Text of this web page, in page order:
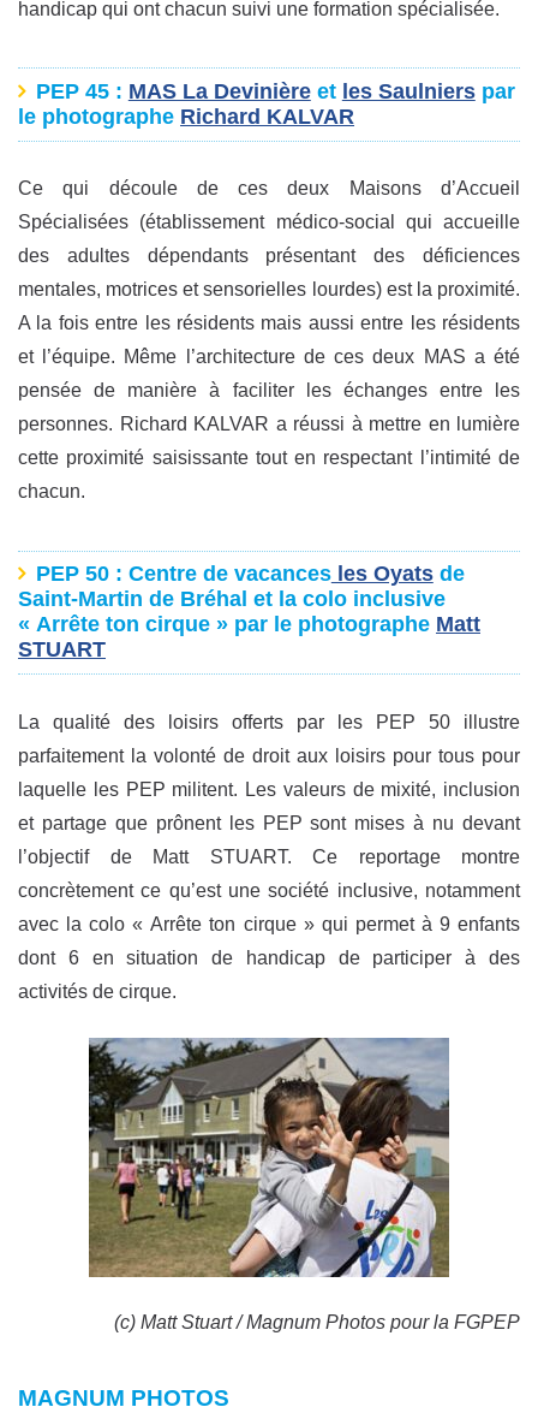
handicap qui ont chacun suivi une formation spécialisée.
PEP 45: MAS La Devinièreet les Saulnierspar
le photographe Richard KALVAR
Ce qui découle de ces deux Maisons d’Accueil
Spécialisées (établissement médico-social qui accueille
des adultes dépendants présentant des déficiences
mentales, motrices et sensorielles lourdes) est la proximité.
A la fois entre les résidents mais aussi entre les résidents
et l’équipe. Même l’architecture de ces deux MAS a été
pensée de manière à faciliter les échanges entre les
personnes. Richard KALVAR a réussi à mettre en lumière
cette proximité saisissante tout en respectant l’intimité de
chacun.
PEP 50: Centre de vacancesles Oyatsde
Saint-Martin de Bréhal et la colo inclusive
« Arrête ton cirque » par le photographe Matt
STUART
La qualité des loisirs offerts par les PEP 50 illustre
parfaitement la volonté de droit aux loisirs pour tous pour
laquelle les PEP militent. Les valeurs de mixité, inclusion
et partage que prônent les PEP sont mises à nu devant
l’objectif de Matt STUART. Ce reportage montre
concrètement ce qu’est une société inclusive, notamment
avec la colo « Arrête ton cirque » qui permet à 9 enfants
dont 6 en situation de handicap de participer à des
activités de cirque.
(c) Matt Stuart / Magnum Photos pour la FGPEP
MAGNUM PHOTOS